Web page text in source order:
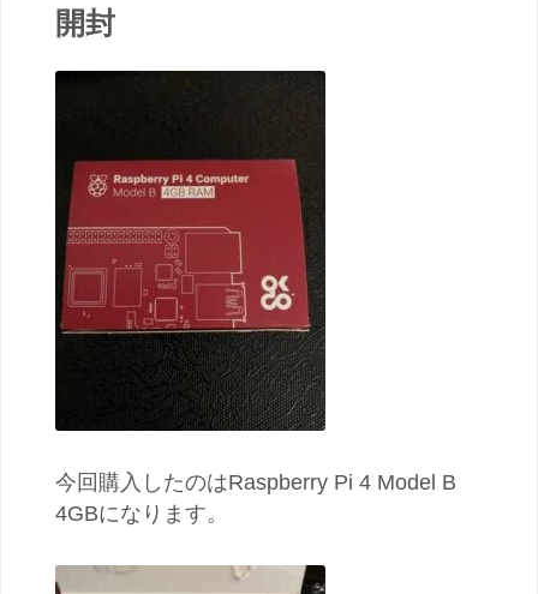
開封
今回購入したのはRaspberry Pi 4 Model B
4GBになります。